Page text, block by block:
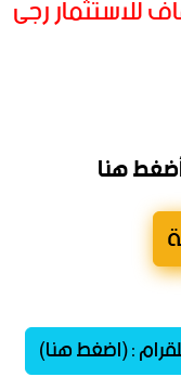
هنا
: (اضغط هنا)